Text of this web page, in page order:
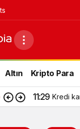
Altın Kripto Para
11:29 Kredi